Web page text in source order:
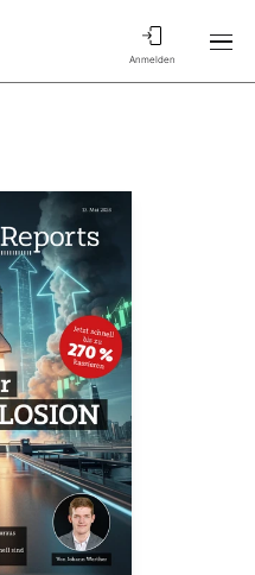
Anmelden